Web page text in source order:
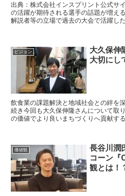
出典：株式会社インスプリント公式サイト 東京五輪に向け、
の活躍が期待される選手の話題が増え
解説者等の立場で過去の大会で活躍し
ビジョン
大久保伸
大切にし
飲食業の課題解決と地域社会との絆を深める
続き今回も大久保伸隆さんについて取り上げ
の価値でより良いまちづくりへ貢献する 株式会社ミナデインの
価値観
長谷川潤
コーン『
観とは！